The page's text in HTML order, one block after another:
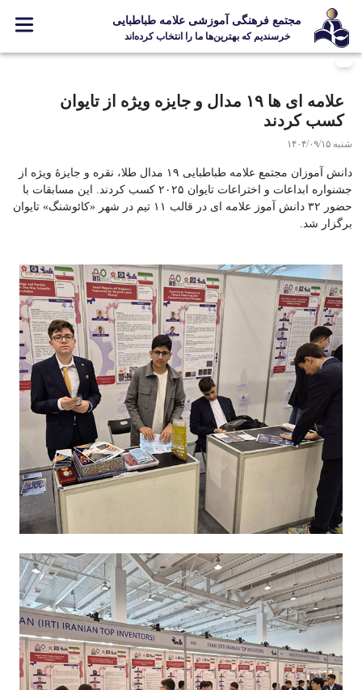
مجتمع فرهنگی آموزشی علامه طباطبایی
خرسندیم که بهترین‌ها ما را انتخاب کرده‌اند
ثبت نام
جشنواره ها
علامه +
ارتباط با ما
Designed and Developed by Kavano Team 2016-18
علامه ای ها ۱۹ مدال و جایزه ویژه از تایوان
کسب کردند
شنبه ۱۴۰۴/۰۹/۱۵
دانش آموزان مجتمع علامه طباطبایی ۱۹ مدال طلا، نقره و جایزۀ ویژه از
جشنواره ابداعات و اختراعات تایوان ۲۰۲۵ کسب کردند. این مسابقات با
حضور ۳۲ دانش آموز علامه ای در قالب ۱۱ تیم در شهر «کائوشنگ» تایوان
برگزار شد.